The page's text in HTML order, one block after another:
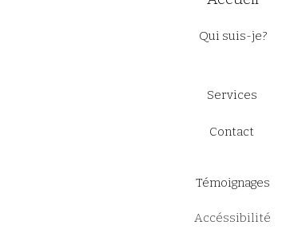
Qui suis-je?
Services
Contact
Témoignages
Accéssibilité